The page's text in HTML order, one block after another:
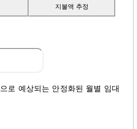
지불액 추정
로 예상되는 안정화된 월별 임대